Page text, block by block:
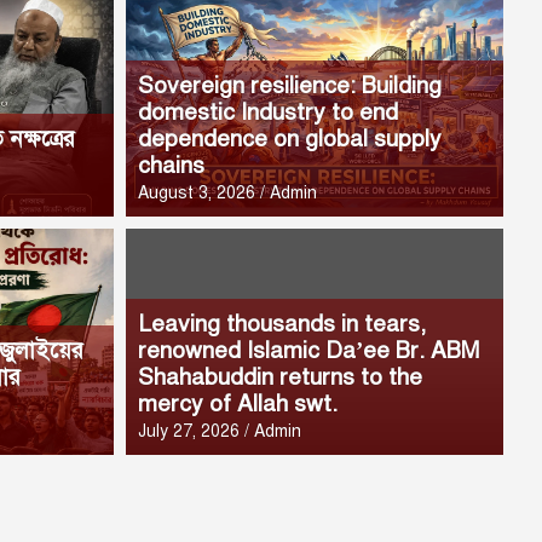
সমস্যা ও করণীয়
জুলাইয়ের
Sovereign resilience: Building
domestic Industry to end
dependence on global supply
chains
August 3, 2026 Admin
Leaving thousands in tears,
renowned Islamic Da’ee Br. ABM
Shahabuddin returns to the
mercy of Allah swt.
July 27, 2026 Admin